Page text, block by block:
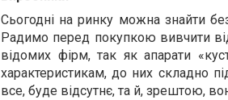
Сьогодні на ринку можна знайти
Радимо перед покупкою вивчити
відомих фірм, так як апарати
характеристикам, до них складно
все, буде відсутнє, та й, зрештою,